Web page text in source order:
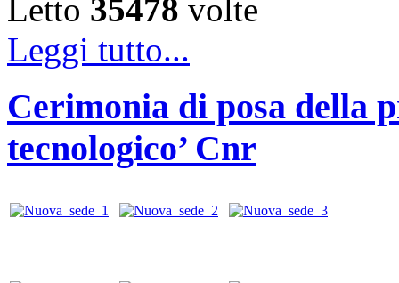
Letto 35478 volte
Leggi tutto...
Cerimonia di posa della
tecnologico’ Cnr